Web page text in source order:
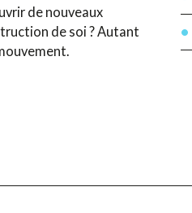
de nouveaux
de soi ? Autant